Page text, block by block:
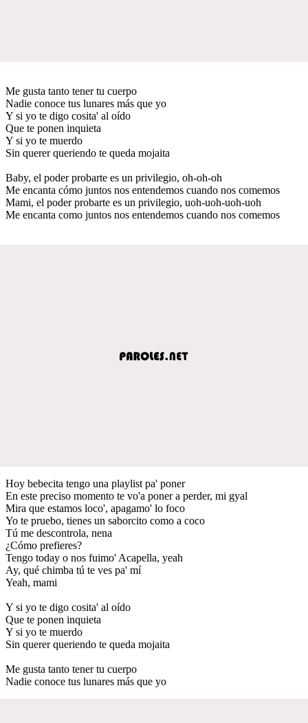
Me gusta tanto tener tu cuerpo
Nadie conoce tus lunares más que yo
Y si yo te digo cosita' al oído
Que te ponen inquieta
Y si yo te muerdo
Sin querer queriendo te queda mojaita
Baby, el poder probarte es un privilegio, oh-oh-oh
Me encanta cómo juntos nos entendemos cuando nos comemos
Mami, el poder probarte es un privilegio, uoh-uoh-uoh-uoh
Me encanta como juntos nos entendemos cuando nos comemos
Hoy bebecita tengo una playlist pa' poner
En este preciso momento te vo'a poner a perder, mi gyal
Mira que estamos loco', apagamo' lo foco
Yo te pruebo, tienes un saborcito como a coco
Tú me descontrola, nena
¿Cómo prefieres?
Tengo today o nos fuimo' Acapella, yeah
Ay, qué chimba tú te ves pa' mí
Yeah, mami
Y si yo te digo cosita' al oído
Que te ponen inquieta
Y si yo te muerdo
Sin querer queriendo te queda mojaita
Me gusta tanto tener tu cuerpo
Nadie conoce tus lunares más que yo